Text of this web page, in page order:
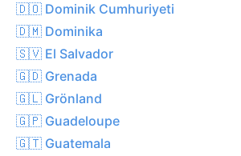
🇩🇴 Dominik Cumhuriyeti
🇩🇲 Dominika
🇸🇻 El Salvador
🇬🇩 Grenada
🇬🇱 Grönland
🇬🇵 Guadeloupe
🇬🇹 Guatemala